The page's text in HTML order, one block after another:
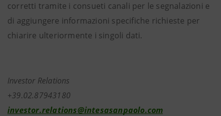
corretti tramite i consueti canali per le segnalazioni e
di aggiungere informazioni specifiche richieste per
chiarire ulteriormente i singoli dati.
Investor Relations
+39.02.87943180
investor.relations@intesasanpaolo.com